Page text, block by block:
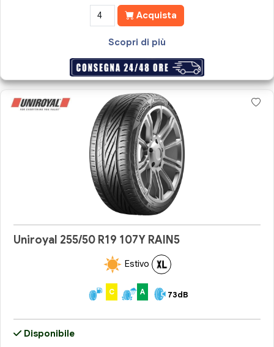
Acquista
Scopri di più
Uniroyal 255/50 R19 107Y RAIN5
Estivo
C A 73dB
Disponibile